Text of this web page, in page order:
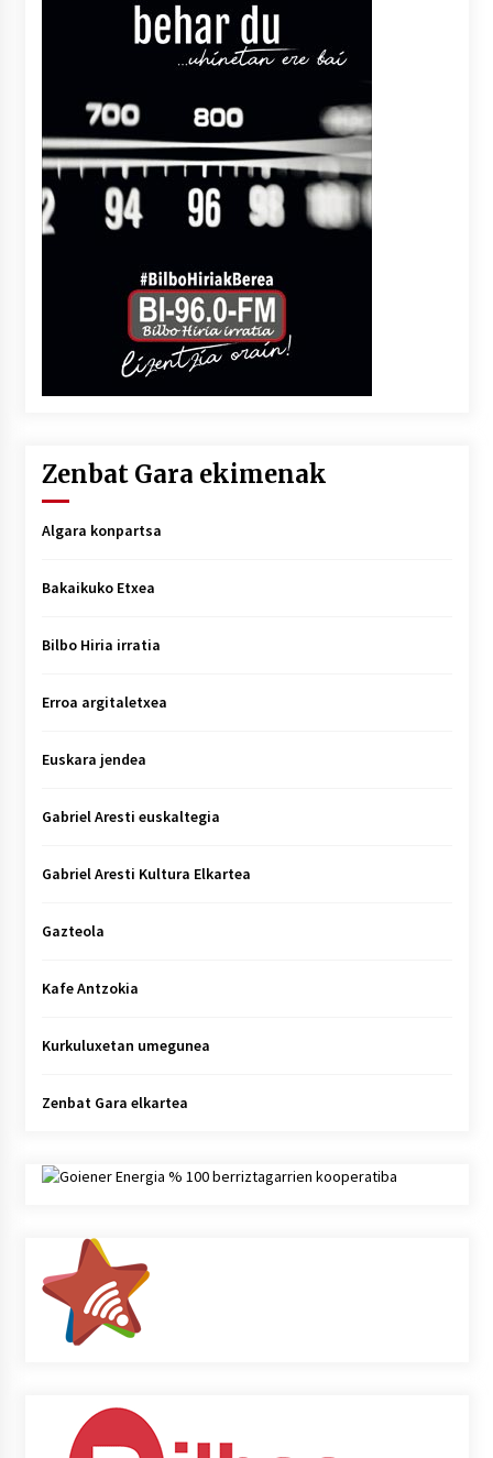
Zenbat Gara ekimenak
Algara konpartsa
Bakaikuko Etxea
Bilbo Hiria irratia
Erroa argitaletxea
Euskara jendea
Gabriel Aresti euskaltegia
Gabriel Aresti Kultura Elkartea
Gazteola
Kafe Antzokia
Kurkuluxetan umegunea
Zenbat Gara elkartea